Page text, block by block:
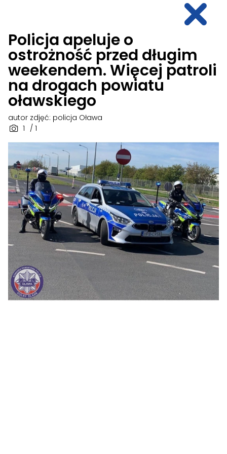
Policja apeluje o
ostrożność przed długim
weekendem. Więcej patroli
na drogach powiatu
oławskiego
1 / 1
autor zdjęć: policja Oława